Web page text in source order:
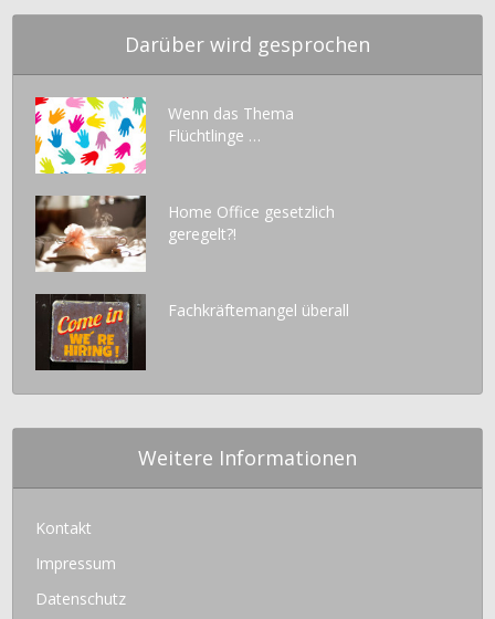
Darüber wird gesprochen
Wenn das Thema
Flüchtlinge …
Home Office gesetzlich
geregelt?!
Fachkräftemangel überall
Weitere Informationen
Kontakt
Impressum
Datenschutz